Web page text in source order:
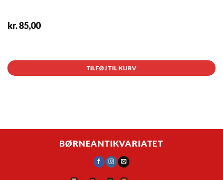
kr.85,00
TILFØJ TIL KURV
BØRNEANTIKVARIATET